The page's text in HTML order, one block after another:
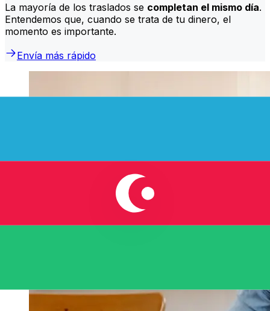
La mayoría de los traslados se completan el mismo día.
Entendemos que, cuando se trata de tu dinero, el
momento es importante.
Envía más rápido